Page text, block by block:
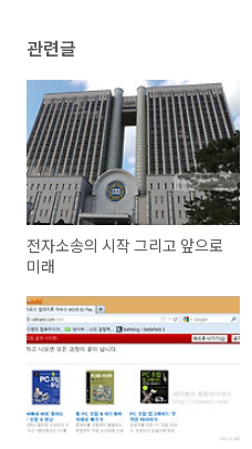
관련글
전자소송의 시작 그리고 앞으로
미래